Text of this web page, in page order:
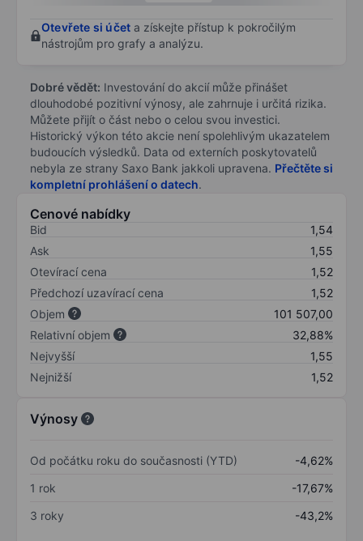
Otevřete si účet a získejte přístup k pokročilým
nástrojům pro grafy a analýzu.
Dobré vědět: Investování do akcií může přinášet
dlouhodobé pozitivní výnosy, ale zahrnuje i určitá rizika.
Můžete přijít o část nebo o celou svou investici.
Historický výkon této akcie není spolehlivým ukazatelem
budoucích výsledků. Data od externích poskytovatelů
nebyla ze strany Saxo Bank jakkoli upravena. Přečtěte si
kompletní prohlášení o datech.
Cenové nabídky
Bid
1,54
Ask
1,55
Otevírací cena
1,52
Předchozí uzavírací cena
1,52
Objem
101 507,00
Relativní objem
32,88%
Nejvyšší
1,55
Nejnižší
1,52
Výnosy
Od počátku roku do současnosti (YTD)
-4,62%
1 rok
-17,67%
3 roky
-43,2%